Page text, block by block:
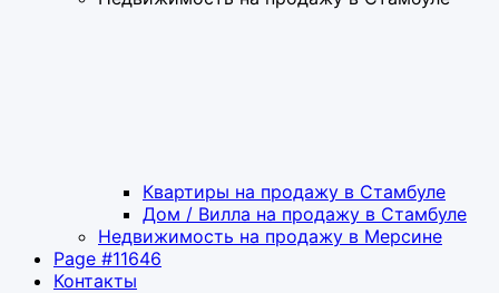
Квартиры на продажу в Стамбуле
Дом / Вилла на продажу в Стамбуле
Недвижимость на продажу в Мерсине
Page #11646
Контакты